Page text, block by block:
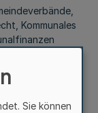
Kommunales
mit
die
Sie können